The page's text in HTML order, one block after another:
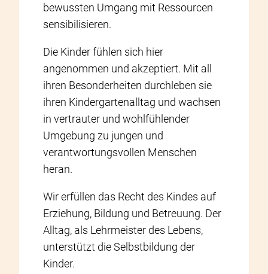
bewussten Umgang mit Ressourcen
sensibilisieren.
Die Kinder fühlen sich hier
angenommen und akzeptiert. Mit all
ihren Besonderheiten durchleben sie
ihren Kindergartenalltag und wachsen
in vertrauter und wohlfühlender
Umgebung zu jungen und
verantwortungsvollen Menschen
heran.
Wir erfüllen das Recht des Kindes auf
Erziehung, Bildung und Betreuung. Der
Alltag, als Lehrmeister des Lebens,
unterstützt die Selbstbildung der
Kinder.